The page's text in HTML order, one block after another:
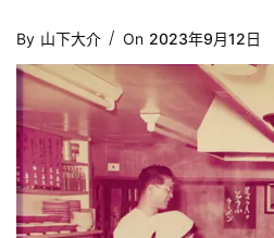
By 山下大介
Posted
On
On 2023年9月12日